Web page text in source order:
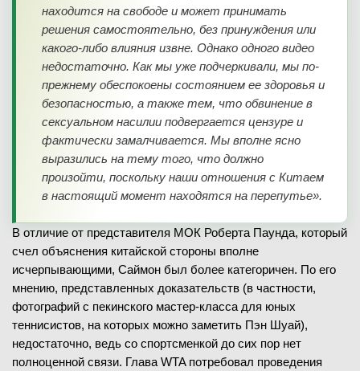
находится на свободе и может принимать
решения самостоятельно, без принуждения или
какого-либо влияния извне. Однако одного видео
недостаточно. Как мы уже подчеркивали, мы по-
прежнему обеспокоены состоянием ее здоровья и
безопасностью, а также тем, что обвинение в
сексуальном насилии подвергается цензуре и
фактически замалчивается. Мы вполне ясно
выразились на тему того, что должно
произойти, поскольку наши отношения с Китаем
в настоящий момент находятся на перепутье».
В отличие от представителя МОК Роберта Паунда, который
счел объяснения китайской стороны вполне
исчерпывающими, Саймон был более категоричен. По его
мнению, представленных доказательств (в частности,
фотографий с пекинского мастер-класса для юных
теннисистов, на которых можно заметить Пэн Шуай),
недостаточно, ведь со спортсменкой до сих пор нет
полноценной связи. Глава WTA потребовал проведения